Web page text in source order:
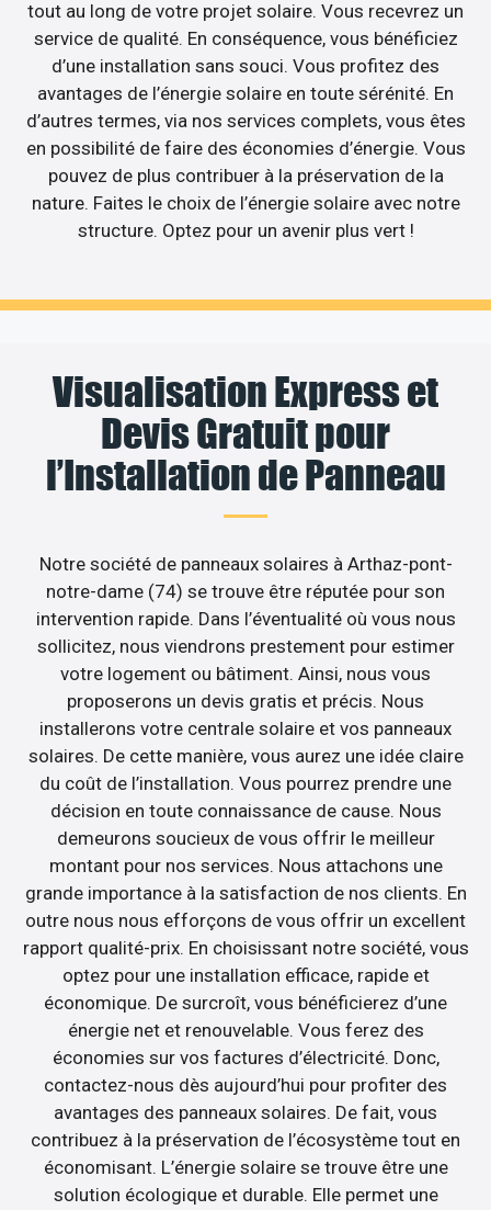
tout au long de votre projet solaire. Vous recevrez un
service de qualité. En conséquence, vous bénéficiez
d’une installation sans souci. Vous profitez des
avantages de l’énergie solaire en toute sérénité. En
d’autres termes, via nos services complets, vous êtes
en possibilité de faire des économies d’énergie. Vous
pouvez de plus contribuer à la préservation de la
nature. Faites le choix de l’énergie solaire avec notre
structure. Optez pour un avenir plus vert !
Visualisation Express et
Devis Gratuit pour
l’Installation de Panneau
Notre société de panneaux solaires à Arthaz-pont-
notre-dame (74) se trouve être réputée pour son
intervention rapide. Dans l’éventualité où vous nous
sollicitez, nous viendrons prestement pour estimer
votre logement ou bâtiment. Ainsi, nous vous
proposerons un devis gratis et précis. Nous
installerons votre centrale solaire et vos panneaux
solaires. De cette manière, vous aurez une idée claire
du coût de l’installation. Vous pourrez prendre une
décision en toute connaissance de cause. Nous
demeurons soucieux de vous offrir le meilleur
montant pour nos services. Nous attachons une
grande importance à la satisfaction de nos clients. En
outre nous nous efforçons de vous offrir un excellent
rapport qualité-prix. En choisissant notre société, vous
optez pour une installation efficace, rapide et
économique. De surcroît, vous bénéficierez d’une
énergie net et renouvelable. Vous ferez des
économies sur vos factures d’électricité. Donc,
contactez-nous dès aujourd’hui pour profiter des
avantages des panneaux solaires. De fait, vous
contribuez à la préservation de l’écosystème tout en
économisant. L’énergie solaire se trouve être une
solution écologique et durable. Elle permet une